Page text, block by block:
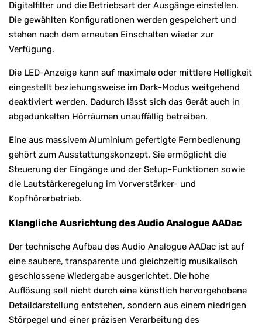
Digitalfilter und die Betriebsart der Ausgänge einstellen.
Die gewählten Konfigurationen werden gespeichert und
stehen nach dem erneuten Einschalten wieder zur
Verfügung.
Die LED-Anzeige kann auf maximale oder mittlere Helligkeit
eingestellt beziehungsweise im Dark-Modus weitgehend
deaktiviert werden. Dadurch lässt sich das Gerät auch in
abgedunkelten Hörräumen unauffällig betreiben.
Eine aus massivem Aluminium gefertigte Fernbedienung
gehört zum Ausstattungskonzept. Sie ermöglicht die
Steuerung der Eingänge und der Setup-Funktionen sowie
die Lautstärkeregelung im Vorverstärker- und
Kopfhörerbetrieb.
Klangliche Ausrichtung des Audio Analogue AADac
Der technische Aufbau des Audio Analogue AADac ist auf
eine saubere, transparente und gleichzeitig musikalisch
geschlossene Wiedergabe ausgerichtet. Die hohe
Auflösung soll nicht durch eine künstlich hervorgehobene
Detaildarstellung entstehen, sondern aus einem niedrigen
Störpegel und einer präzisen Verarbeitung des